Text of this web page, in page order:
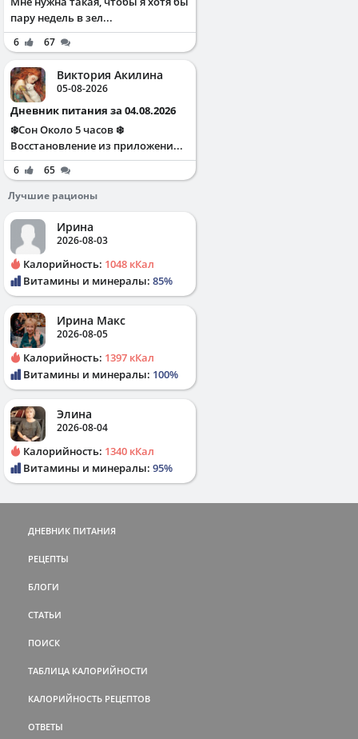
пару недель в зел...
6 67
Виктория Акилина
05-08-2026
Дневник питания за 04.08.2026
❄️Сон Около 5 часов ❄️
Восстановление из приложени...
6
65
Лучшие рационы
Ирина
2026-08-03
Калорийность: 1048 кКал
Витамины и минералы: 85%
Ирина Макс
2026-08-05
Калорийность: 1397 кКал
Витамины и минералы: 100%
Элина
2026-08-04
Калорийность: 1340 кКал
Витамины и минералы: 95%
ДНЕВНИК ПИТАНИЯ
РЕЦЕПТЫ
БЛОГИ
СТАТЬИ
ПОИСК
ТАБЛИЦА КАЛОРИЙНОСТИ
КАЛОРИЙНОСТЬ РЕЦЕПТОВ
ОТВЕТЫ